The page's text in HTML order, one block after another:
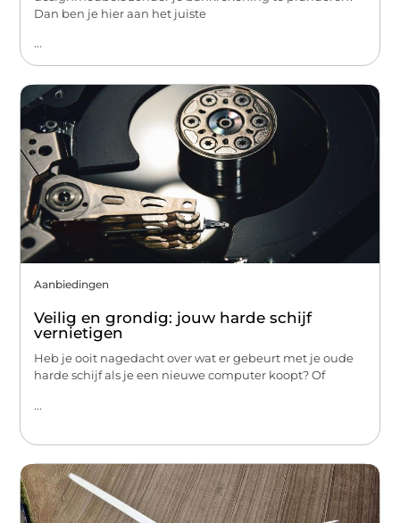
Dan ben je hier aan het juiste
...
Aanbiedingen
Veilig en grondig: jouw harde schijf
vernietigen
Heb je ooit nagedacht over wat er gebeurt met je oude
harde schijf als je een nieuwe computer koopt? Of
...